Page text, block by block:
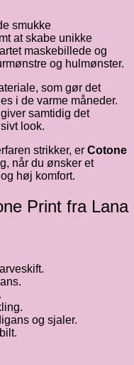
smukke
at skabe unikke
maskebillede og
og hulmønster.
som gør det
i de varme måneder.
samtidig det
look.
strikker, er Cotone
når du ønsker et
høj komfort.
Print fra Lana
og sjaler.